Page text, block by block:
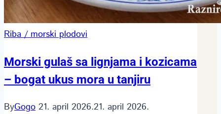
Riba / morski plodovi
Morski gulaš sa lignjama i kozicama
– bogat ukus mora u tanjiru
ByGogo 21. april 2026.21. april 2026.